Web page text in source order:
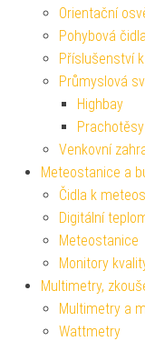
Orientační
Pohybová čidla
Příslušenství
Průmyslová
Highbay
Prachotěsy
Venkovní
Meteostanice a
Čidla k
Digitální
Meteostanice
Monitory
Multimetry,
Multimetry a
Wattmetry